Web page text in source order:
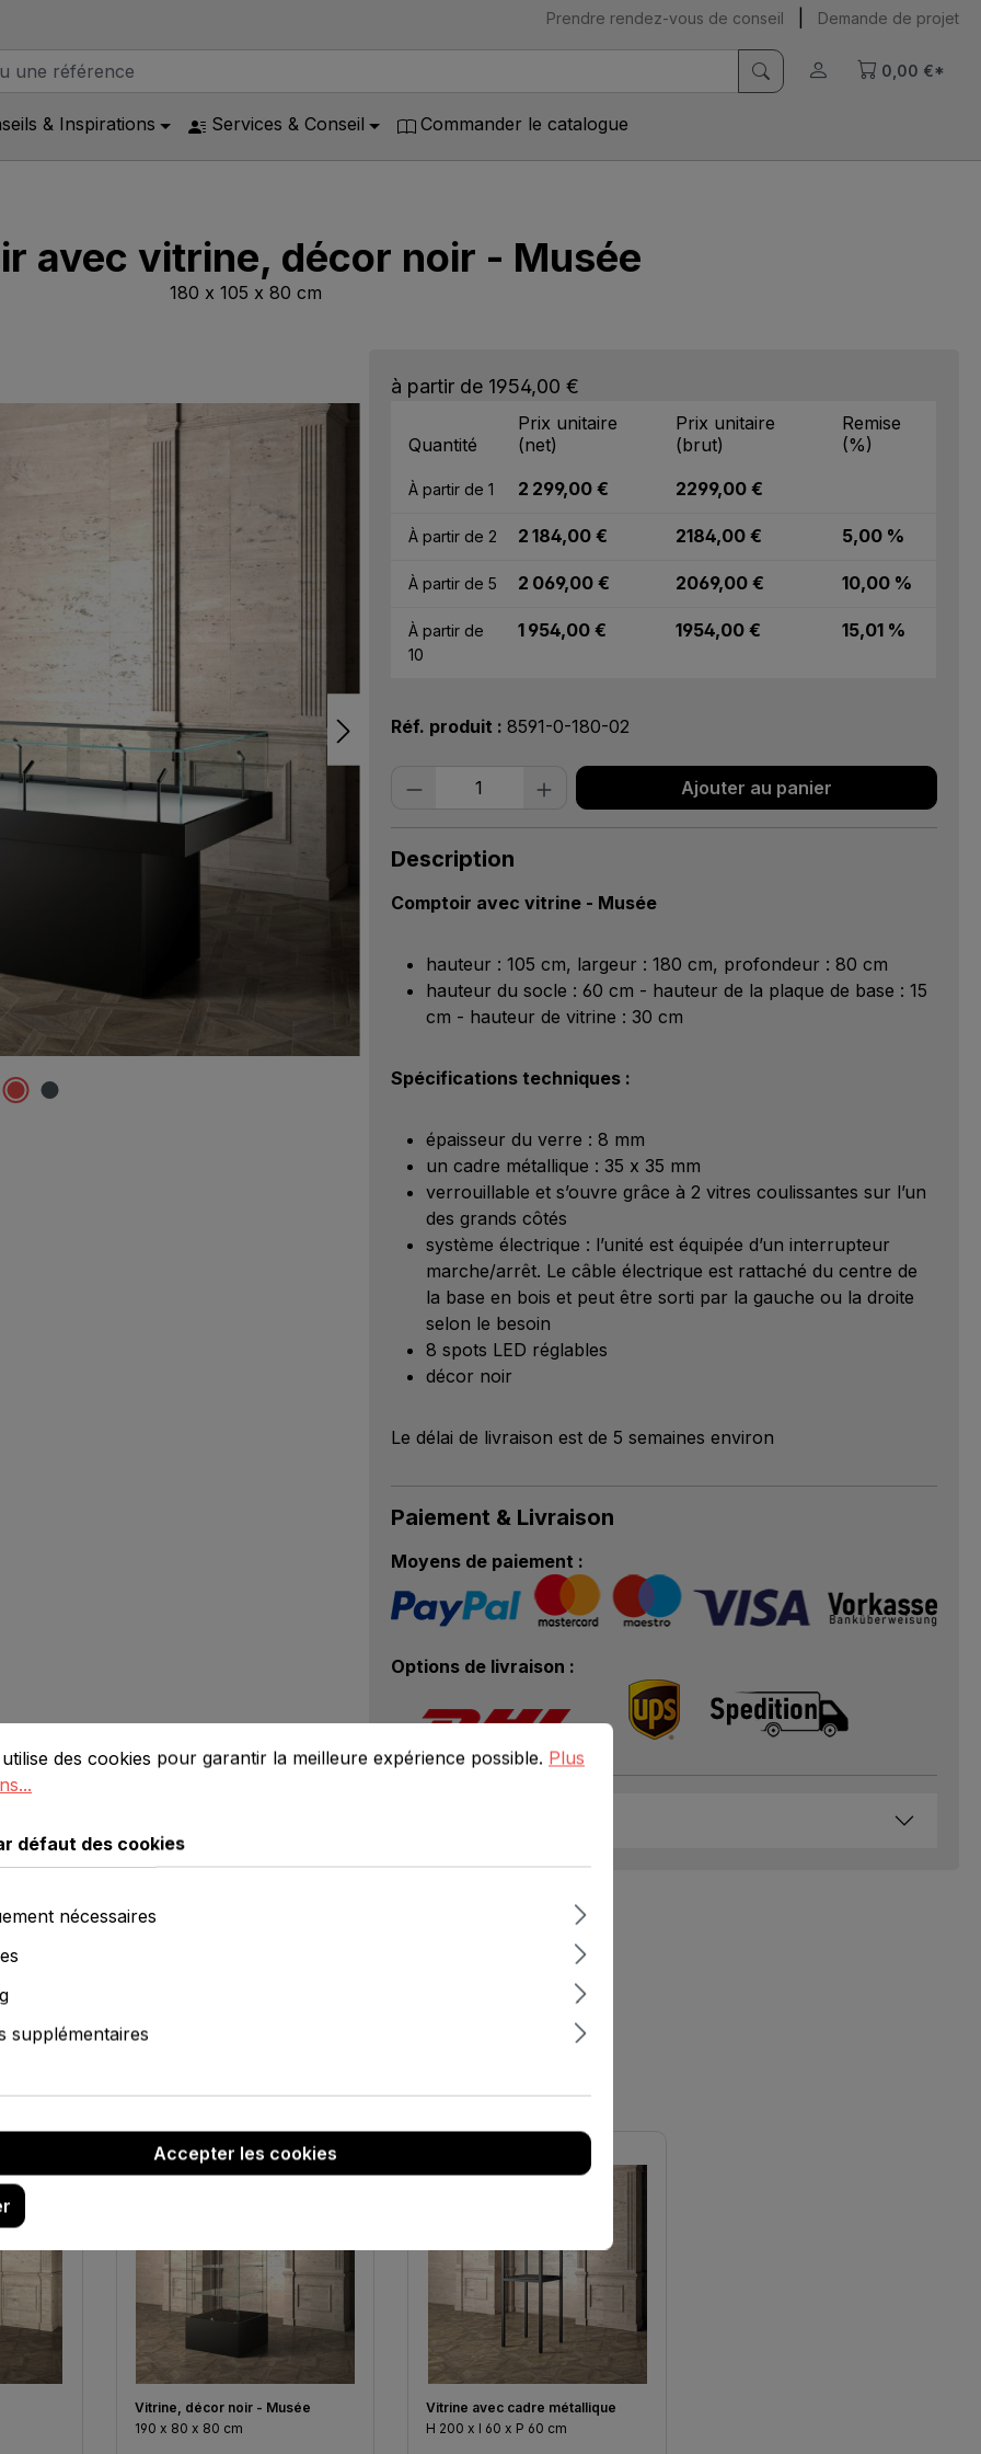
Prendre rendez-vous de conseil Demande de projet
0,00 €*
& Inspirations Services & Conseil Commander le catalogue
avec vitrine, décor noir - Musée
180 x 105 x 80 cm
à partir de 1954,00 €
Quantité
Prix unitaire
(net)
Prix unitaire
(brut)
Remise
(%)
À partir de1 2 299,00 € 2299,00 €
À partir de 2 2 184,00 € 2184,00 € 5,00 %
À partir de5 2 069,00 € 2069,00 € 10,00 %
À partir de
10
1 954,00 € 1954,00 € 15,01 %
Réf. produit :8591-0-180-02
Quantité de produit : Entrez la quantité
Ajouter au panier
Description
Comptoir avec vitrine - Musée
hauteur : 105 cm, largeur : 180 cm, profondeur : 80 cm
hauteur du socle : 60 cm - hauteur de la plaque de base : 15
cm - hauteur de vitrine : 30 cm
Spécifications techniques :
épaisseur du verre : 8 mm
un cadre métallique : 35 x 35 mm
verrouillable et s’ouvre grâce à 2 vitres coulissantes sur l’un
des grands côtés
système électrique : l’unité est équipée d’un interrupteur
marche/arrêt. Le câble électrique est rattaché du centre de
la base en bois et peut être sorti par la gauche ou la droite
selon le besoin
8 spots LED réglables
décor noir
Le délai de livraison est de 5 semaines environ
Paiement & Livraison
Moyens de paiement :
Options de livraison :
Vitrine, décor noir - Musée
190 x 80 x 80 cm
Vitrine avec cadre métallique
H 200 x l 60 x P 60 cm
des cookies
des cookies pour garantir la meilleure expérience possible.
Plus d'informations...
des cookies pour garantir la meilleure expérience possible. Plus
défaut des cookies
nécessaires
supplémentaires
Accepter les cookies